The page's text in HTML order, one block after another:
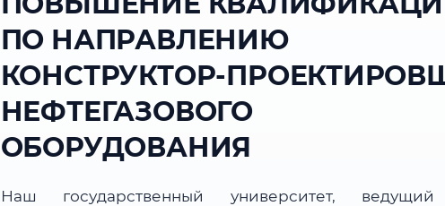
ПО НАПРАВЛЕНИЮ
КОНСТРУКТОР-
НЕФТЕГАЗОВОГО
ОБОРУДОВАНИЯ
Наш государственный университет,